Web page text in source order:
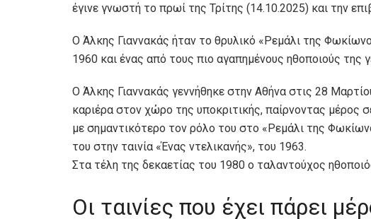
έγινε γνωστή το πρωί της Τρίτης (14.10.2025) και την
Ο Άλκης Γιαννακάς ήταν το θρυλικό «Ρεμάλι της
1960 και ένας από τους πιο αγαπημένους ηθοποιούς της
Ο Άλκης Γιαννακάς γεννήθηκε στην Αθήνα στις 28
καριέρα στον χώρο της υποκριτικής, παίρνοντας μέρος
με σημαντικότερο τον ρόλο του στο «Ρεμάλι της
του στην ταινία «Ένας ντελικανής», του 1963.
Στα τέλη της δεκαετίας του 1980 ο ταλαντούχος
Οι ταινίες που έχει πάρει